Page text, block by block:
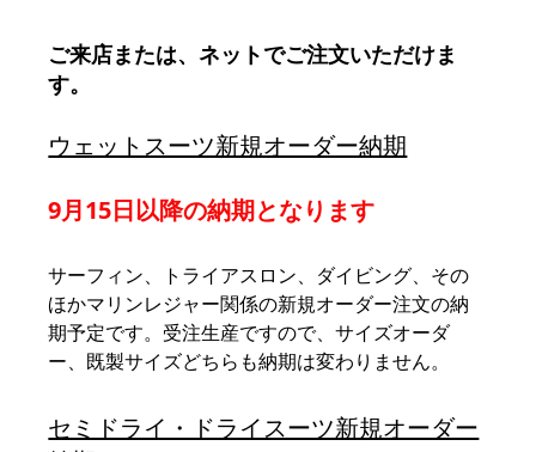
ご来店または、ネットでご注文いただけま
す。
ウェットスーツ新規オーダー納期
9月15日以降の納期となります
サーフィン、トライアスロン、ダイビング、その
ほかマリンレジャー関係の新規オーダー注文の納
期予定です。受注生産ですので、サイズオーダ
ー、既製サイズどちらも納期は変わりません。
セミドライ・ドライスーツ新規オーダー